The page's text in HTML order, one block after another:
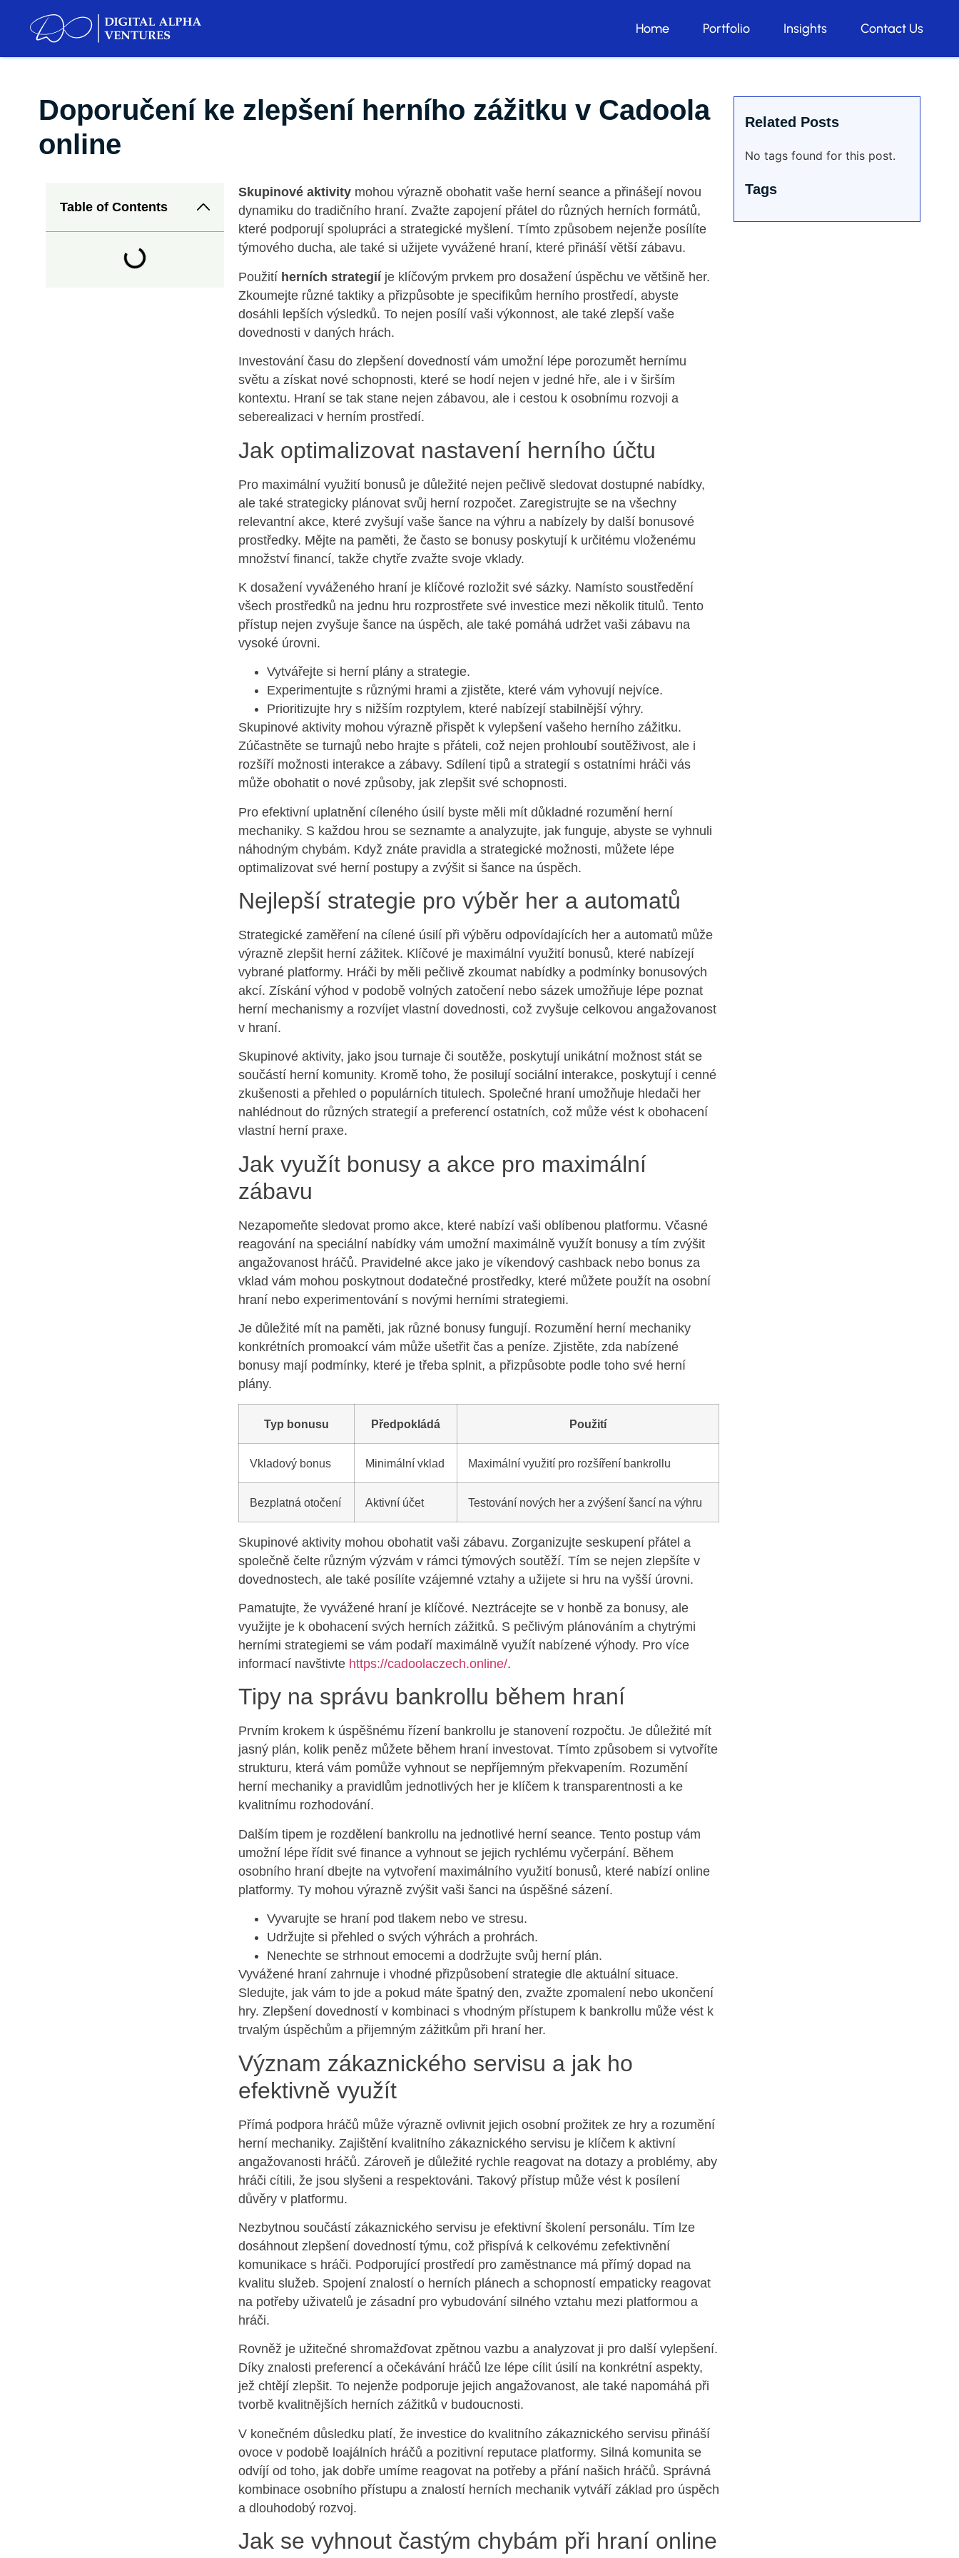
Home Portfolio Insights Contact Us
Doporučení ke zlepšení herního zážitku v Cadoola
online
Table of Contents
Skupinové aktivitymohou výrazně obohatit vaše herní seance a přinášejí novou
dynamiku do tradičního hraní. Zvažte zapojení přátel do různých herních formátů,
které podporují spolupráci a strategické myšlení. Tímto způsobem nejenže posílíte
týmového ducha, ale také si užijete vyvážené hraní, které přináší větší zábavu.
Použití herních strategiíje klíčovým prvkem pro dosažení úspěchu ve většině her.
Zkoumejte různé taktiky a přizpůsobte je specifikům herního prostředí, abyste
dosáhli lepších výsledků. To nejen posílí vaši výkonnost, ale také zlepší vaše
dovednosti v daných hrách.
Investování času do zlepšení dovedností vám umožní lépe porozumět hernímu
světu a získat nové schopnosti, které se hodí nejen v jedné hře, ale i v širším
kontextu. Hraní se tak stane nejen zábavou, ale i cestou k osobnímu rozvoji a
seberealizaci v herním prostředí.
Jak optimalizovat nastavení herního účtu
Pro maximální využití bonusů je důležité nejen pečlivě sledovat dostupné nabídky,
ale také strategicky plánovat svůj herní rozpočet. Zaregistrujte se na všechny
relevantní akce, které zvyšují vaše šance na výhru a nabízely by další bonusové
prostředky. Mějte na paměti, že často se bonusy poskytují k určitému vloženému
množství financí, takže chytře zvažte svoje vklady.
K dosažení vyváženého hraní je klíčové rozložit své sázky. Namísto soustředění
všech prostředků na jednu hru rozprostřete své investice mezi několik titulů. Tento
přístup nejen zvyšuje šance na úspěch, ale také pomáhá udržet vaši zábavu na
vysoké úrovni.
Vytvářejte si herní plány a strategie.
Experimentujte s různými hrami a zjistěte, které vám vyhovují nejvíce.
Prioritizujte hry s nižším rozptylem, které nabízejí stabilnější výhry.
Skupinové aktivity mohou výrazně přispět k vylepšení vašeho herního zážitku.
Zúčastněte se turnajů nebo hrajte s přáteli, což nejen prohloubí soutěživost, ale i
rozšíří možnosti interakce a zábavy. Sdílení tipů a strategií s ostatními hráči vás
může obohatit o nové způsoby, jak zlepšit své schopnosti.
Pro efektivní uplatnění cíleného úsilí byste měli mít důkladné rozumění herní
mechaniky. S každou hrou se seznamte a analyzujte, jak funguje, abyste se vyhnuli
náhodným chybám. Když znáte pravidla a strategické možnosti, můžete lépe
optimalizovat své herní postupy a zvýšit si šance na úspěch.
Nejlepší strategie pro výběr her a automatů
Strategické zaměření na cílené úsilí při výběru odpovídajících her a automatů může
výrazně zlepšit herní zážitek. Klíčové je maximální využití bonusů, které nabízejí
vybrané platformy. Hráči by měli pečlivě zkoumat nabídky a podmínky bonusových
akcí. Získání výhod v podobě volných zatočení nebo sázek umožňuje lépe poznat
herní mechanismy a rozvíjet vlastní dovednosti, což zvyšuje celkovou angažovanost
v hraní.
Skupinové aktivity, jako jsou turnaje či soutěže, poskytují unikátní možnost stát se
součástí herní komunity. Kromě toho, že posilují sociální interakce, poskytují i cenné
zkušenosti a přehled o populárních titulech. Společné hraní umožňuje hledači her
nahlédnout do různých strategií a preferencí ostatních, což může vést k obohacení
vlastní herní praxe.
Jak využít bonusy a akce pro maximální
zábavu
Nezapomeňte sledovat promo akce, které nabízí vaši oblíbenou platformu. Včasné
reagování na speciální nabídky vám umožní maximálně využít bonusy a tím zvýšit
angažovanost hráčů. Pravidelné akce jako je víkendový cashback nebo bonus za
vklad vám mohou poskytnout dodatečné prostředky, které můžete použít na osobní
hraní nebo experimentování s novými herními strategiemi.
Je důležité mít na paměti, jak různé bonusy fungují. Rozumění herní mechaniky
konkrétních promoakcí vám může ušetřit čas a peníze. Zjistěte, zda nabízené
bonusy mají podmínky, které je třeba splnit, a přizpůsobte podle toho své herní
plány.
Typ bonusu Předpokládá Použití
Vkladový bonus Minimální vklad Maximální využití pro rozšíření bankrollu
Bezplatná otočení Aktivní účet Testování nových her a zvýšení šancí na výhru
Skupinové aktivity mohou obohatit vaši zábavu. Zorganizujte seskupení přátel a
společně čelte různým výzvám v rámci týmových soutěží. Tím se nejen zlepšíte v
dovednostech, ale také posílíte vzájemné vztahy a užijete si hru na vyšší úrovni.
Pamatujte, že vyvážené hraní je klíčové. Neztrácejte se v honbě za bonusy, ale
využijte je k obohacení svých herních zážitků. S pečlivým plánováním a chytrými
herními strategiemi se vám podaří maximálně využít nabízené výhody. Pro více
informací navštivte https://cadoolaczech.online/.
Tipy na správu bankrollu během hraní
Prvním krokem k úspěšnému řízení bankrollu je stanovení rozpočtu. Je důležité mít
jasný plán, kolik peněz můžete během hraní investovat. Tímto způsobem si vytvoříte
strukturu, která vám pomůže vyhnout se nepříjemným překvapením. Rozumění
herní mechaniky a pravidlům jednotlivých her je klíčem k transparentnosti a ke
kvalitnímu rozhodování.
Dalším tipem je rozdělení bankrollu na jednotlivé herní seance. Tento postup vám
umožní lépe řídit své finance a vyhnout se jejich rychlému vyčerpání. Během
osobního hraní dbejte na vytvoření maximálního využití bonusů, které nabízí online
platformy. Ty mohou výrazně zvýšit vaši šanci na úspěšné sázení.
Vyvarujte se hraní pod tlakem nebo ve stresu.
Udržujte si přehled o svých výhrách a prohrách.
Nenechte se strhnout emocemi a dodržujte svůj herní plán.
Vyvážené hraní zahrnuje i vhodné přizpůsobení strategie dle aktuální situace.
Sledujte, jak vám to jde a pokud máte špatný den, zvažte zpomalení nebo ukončení
hry. Zlepšení dovedností v kombinaci s vhodným přístupem k bankrollu může vést k
trvalým úspěchům a přijemným zážitkům při hraní her.
Význam zákaznického servisu a jak ho
efektivně využít
Přímá podpora hráčů může výrazně ovlivnit jejich osobní prožitek ze hry a rozumění
herní mechaniky. Zajištění kvalitního zákaznického servisu je klíčem k aktivní
angažovanosti hráčů. Zároveň je důležité rychle reagovat na dotazy a problémy, aby
hráči cítili, že jsou slyšeni a respektováni. Takový přístup může vést k posílení
důvěry v platformu.
Nezbytnou součástí zákaznického servisu je efektivní školení personálu. Tím lze
dosáhnout zlepšení dovedností týmu, což přispívá k celkovému zefektivnění
komunikace s hráči. Podporující prostředí pro zaměstnance má přímý dopad na
kvalitu služeb. Spojení znalostí o herních plánech a schopností empaticky reagovat
na potřeby uživatelů je zásadní pro vybudování silného vztahu mezi platformou a
hráči.
Rovněž je užitečné shromažďovat zpětnou vazbu a analyzovat ji pro další vylepšení.
Díky znalosti preferencí a očekávání hráčů lze lépe cílit úsilí na konkrétní aspekty,
jež chtějí zlepšit. To nejenže podporuje jejich angažovanost, ale také napomáhá při
tvorbě kvalitnějších herních zážitků v budoucnosti.
V konečném důsledku platí, že investice do kvalitního zákaznického servisu přináší
ovoce v podobě loajálních hráčů a pozitivní reputace platformy. Silná komunita se
odvíjí od toho, jak dobře umíme reagovat na potřeby a přání našich hráčů. Správná
kombinace osobního přístupu a znalostí herních mechanik vytváří základ pro úspěch
a dlouhodobý rozvoj.
Jak se vyhnout častým chybám při hraní online
Related Posts
No tags found for this post.
Tags